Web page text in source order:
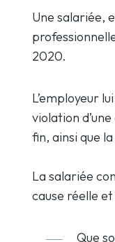
Une salariée,
2020.
L’employeur
violation
fin, ainsi que
La salariée
cause réelle
Que